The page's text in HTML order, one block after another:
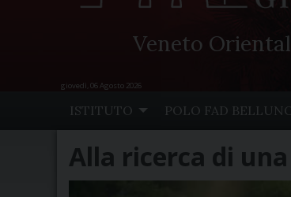
Veneto
giovedì, 06 Agosto 2026
ISTITUTO POLO FAD
Alla ricerca di